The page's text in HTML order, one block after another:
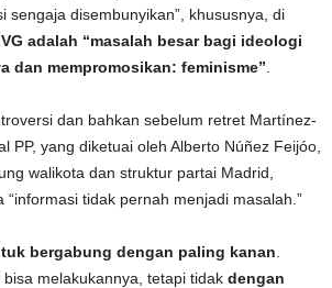
sengaja disembunyikan”, khususnya, di
adalah “masalah besar bagi ideologi
dan mempromosikan: feminisme”
dan bahkan sebelum retret Martínez-
PP, yang diketuai oleh Alberto Núñez Feijóo,
walikota dan struktur partai Madrid,
“informasi tidak pernah menjadi masalah.”
bergabung dengan paling kanan
melakukannya, tetapi tidak dengan